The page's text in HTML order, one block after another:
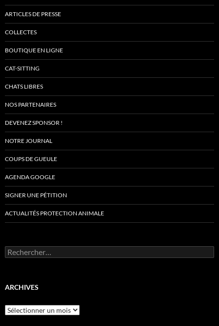
ARTICLES DE PRESSE
COLLECTES
BOUTIQUE EN LIGNE
CAT-SITTING
CHATS LIBRES
NOS PARTENAIRES
DEVENEZ SPONSOR !
NOTRE JOURNAL
COUPS DE GUEULE
AGENDA GOOGLE
SIGNER UNE PÉTITION
ACTUALITÉS PROTECTION ANIMALE
Rechercher :
ARCHIVES
Archives